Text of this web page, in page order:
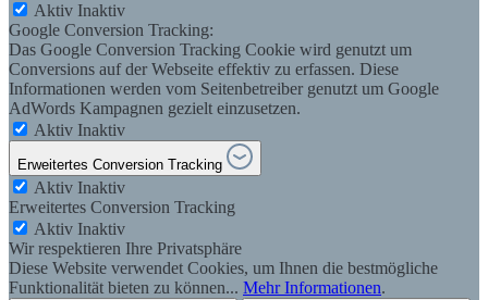
Aktiv Inaktiv
Google Conversion Tracking:
Das Google Conversion Tracking Cookie wird genutzt um
Conversions auf der Webseite effektiv zu erfassen. Diese
Informationen werden vom Seitenbetreiber genutzt um Google
AdWords Kampagnen gezielt einzusetzen.
Aktiv Inaktiv
Erweitertes Conversion Tracking
Aktiv Inaktiv
Erweitertes Conversion Tracking
Aktiv Inaktiv
Wir respektieren Ihre Privatsphäre
Diese Website verwendet Cookies, um Ihnen die bestmögliche
Funktionalität bieten zu können... Mehr Informationen.